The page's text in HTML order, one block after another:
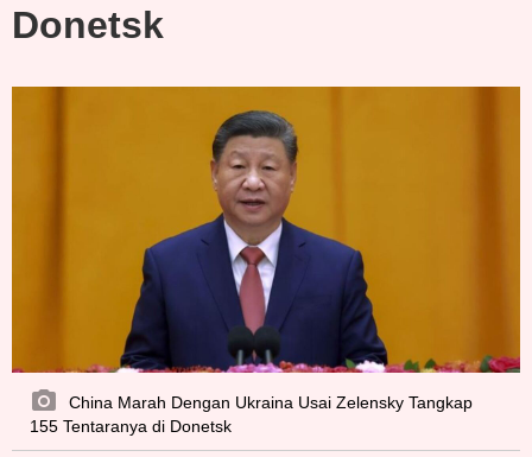
Donetsk
China Marah Dengan Ukraina Usai Zelensky Tangkap
155 Tentaranya di Donetsk